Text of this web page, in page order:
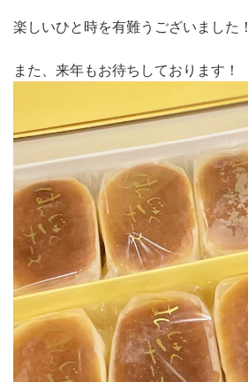
楽しいひと時を有難うございました！
また、来年もお待ちしております！